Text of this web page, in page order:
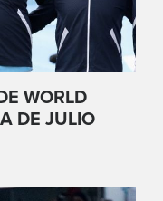
WORLD
DE JULIO